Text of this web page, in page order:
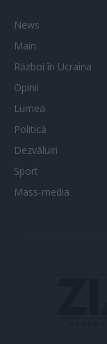
News
Main
Război în Ucraina
Opinii
Lumea
Politică
Dezvăluiri
Sport
Mass-media